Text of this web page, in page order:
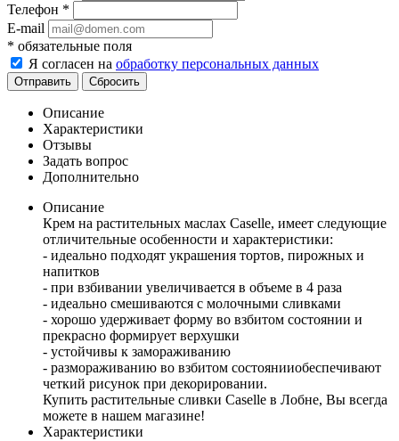
Телефон *
E-mail
* обязательные поля
Я согласен на обработку персональных данных
Отправить Сбросить
Описание
Характеристики
Отзывы
Задать вопрос
Дополнительно
Описание
Крем на растительных маслах Caselle, имеет следующие
отличительные особенности и характеристики:
- идеально подходят украшения тортов, пирожных и
напитков
- при взбивании увеличивается в объеме в 4 раза
- идеально смешиваются с молочными сливками
- хорошо удерживает форму во взбитом состоянии и
прекрасно формирует верхушки
- устойчивы к замораживанию
- размораживанию во взбитом состоянииобеспечивают
четкий рисунок при декорировании.
Купить растительные сливки Caselle в Лобне, Вы всегда
можете в нашем магазине!
Характеристики